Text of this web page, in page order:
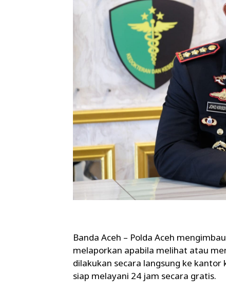
Banda Aceh – Polda Aceh
melaporkan apabila melihat atau
dilakukan secara langsung ke
siap melayani 24 jam secara gratis.